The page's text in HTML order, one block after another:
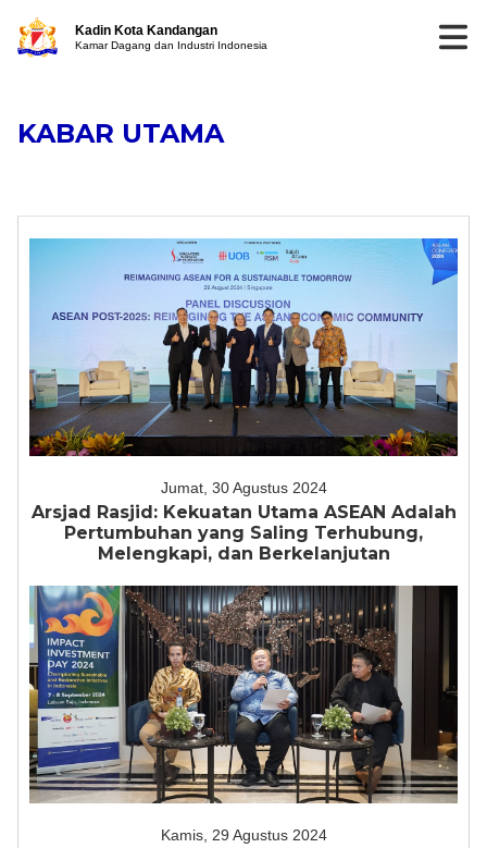
Kadin Kota Kandangan
Kamar Dagang dan Industri Indonesia
KABAR UTAMA
Jumat, 30 Agustus 2024
Arsjad Rasjid: Kekuatan Utama ASEAN Adalah
Pertumbuhan yang Saling Terhubung,
Melengkapi, dan Berkelanjutan
Kamis, 29 Agustus 2024